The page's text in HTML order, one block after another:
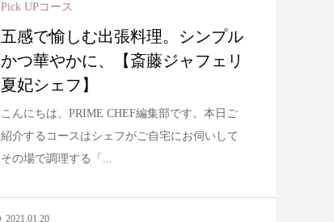
Pick UPコース
五感で愉しむ出張料理。シンプル
かつ華やかに、【斎藤ジャフェリ
夏妃シェフ】
こんにちは、PRIME CHEF編集部です。本日ご
紹介するコースはシェフがご自宅にお伺いして
その場で調理する「...
2021.01.20